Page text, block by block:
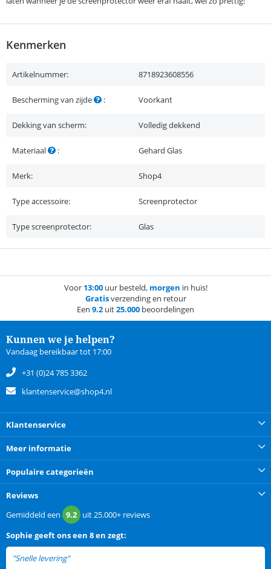
Kenmerken
Artikelnummer: 8718923608556
Bescherming van zijde : Voorkant
Dekking van scherm: Volledig dekkend
Materiaal : Gehard Glas
Merk: Shop4
Type accessoire: Screenprotector
Type screenprotector: Glas
Voor 13:00uur besteld, morgen in huis!
Gratisverzending en retour
Een 9.2 uit25.000 beoordelingen
Kunnen we je helpen?
Vandaag bereikbaar tot 17:00
+31 (0)24 785 3362
klantenservice@shop4.nl
Klantenservice
Meer informatie
Populaire categorieën
Reviews
Gemiddeld een 9.2 uit25.000+ reviews
Sophiegeeft ons een 8 en zegt:
"Snelle levering"